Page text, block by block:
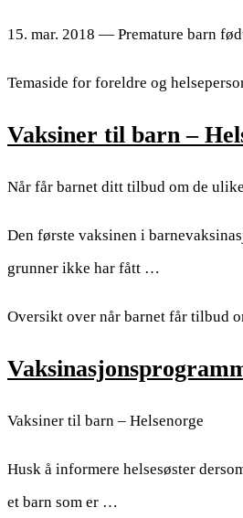
15. mar. 2018 — Premature barn
Temaside for foreldre og
Vaksiner til barn –
Når får barnet ditt tilbud om de
Den første vaksinen i
grunner ikke har fått …
Oversikt over når barnet får tilbud
Vaksiner til barn – Helsenorge
Husk å informere helsesøster
et barn som er …